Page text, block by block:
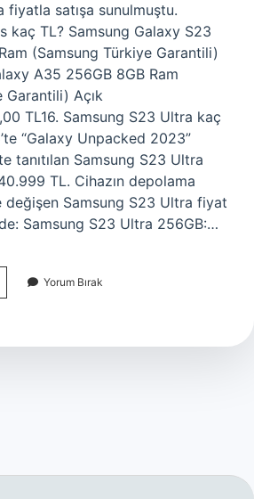
fiyatla satışa sunulmuştu.
kaç TL? Samsung Galaxy S23
(Samsung Türkiye Garantili)
A35 256GB 8GB Ram
Garantili) Açık
TL16. Samsung S23 Ultra kaç
“Galaxy Unpacked 2023”
tanıtılan Samsung S23 Ultra
TL. Cihazın depolama
değişen Samsung S23 Ultra fiyat
Samsung S23 Ultra 256GB:…
Yorum Bırak